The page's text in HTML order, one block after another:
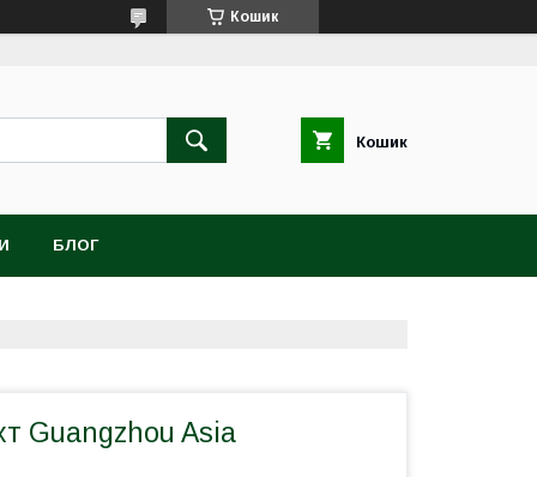
Кошик
Кошик
БЛОГ
Guangzhou Asia